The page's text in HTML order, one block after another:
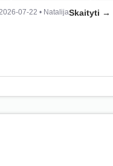
07-22 • NatalijaSkaityti →